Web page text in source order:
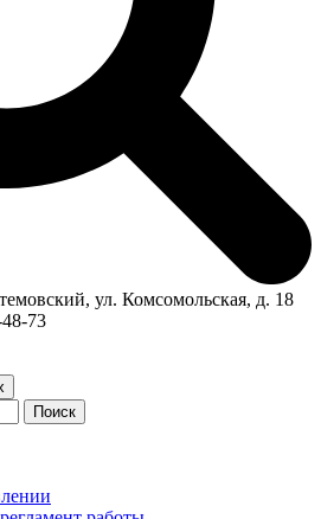
ул. Комсомольская, д. 18
73
Поиск